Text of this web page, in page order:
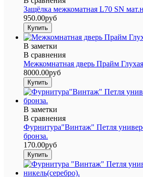
Защёлка межкоматная L70 SN
950.00руб
В заметки
В сравнения
Межкомнатная дверь Прайм
8000.00руб
В заметки
В сравнения
Фурнитура"Винтаж" Петля
бронза.
170.00руб